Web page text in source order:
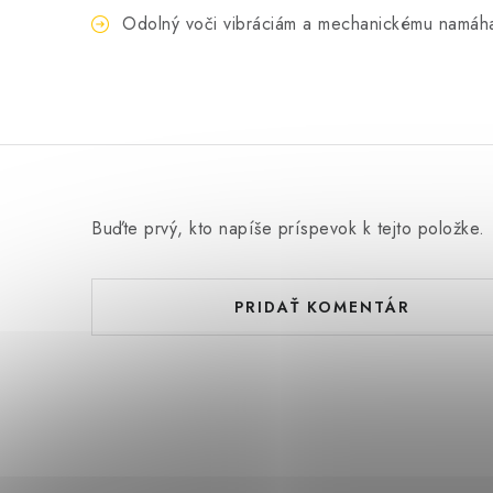
Odolný voči vibráciám a mechanickému
Buďte prvý, kto napíše príspevok k tejto položke.
PRIDAŤ KOMENTÁR